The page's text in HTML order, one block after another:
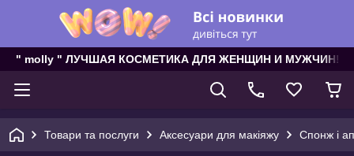
" molly " ЛУЧШАЯ КОСМЕТИКА ДЛЯ ЖЕНЩИН И МУЖЧИН!
Товари та послуги Аксесуари для макіяжу Спонж і